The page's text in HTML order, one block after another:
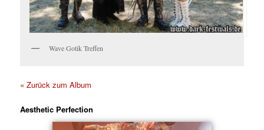
Wave Gotik Treffen
« Zurück zum Album
Aesthetic Perfection